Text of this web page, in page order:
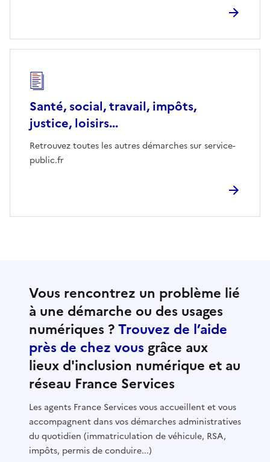
Santé, social, travail, impôts,
justice, loisirs...
Retrouvez toutes les autres démarches sur service-
public.fr
Vous rencontrez un problème lié
à une démarche ou des usages
numériques ?Trouvez de l’aide
près de chez vous grâce aux
lieux d'inclusion numérique et au
réseau France Services
Les agents France Services vous accueillent et vous
accompagnent dans vos démarches administratives
du quotidien (immatriculation de véhicule, RSA,
impôts, permis de conduire...)